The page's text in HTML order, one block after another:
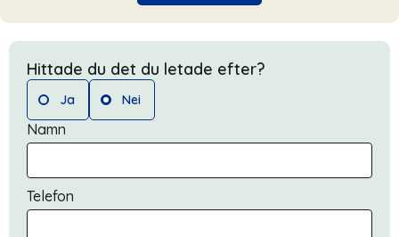
Hittade du det du letade efter?
Ja Nei
Namn
Telefon